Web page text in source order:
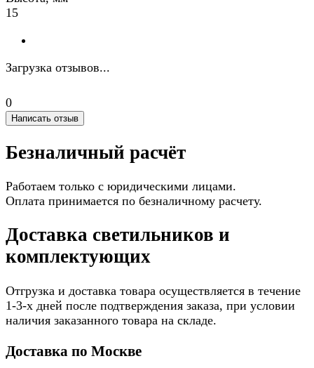
15
Загрузка отзывов...
0
Написать отзыв
Безналичный расчёт
Работаем только с юридическими лицами.
Оплата принимается по безналичному расчету.
Доставка светильников и
комплектующих
Отгрузка и доставка товара осуществляется в течение
1-3-х дней после подтверждения заказа, при условии
наличия заказанного товара на складе.
Доставка по Москве